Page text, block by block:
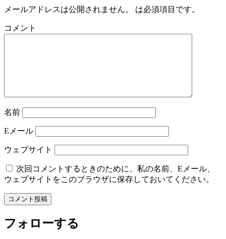
メールアドレスは公開されません。 は必須項目です。
コメント
名前
E メール
ウェブサイト
次回コメントするときのために、私の名前、Eメール、
ウェブサイトをこのブラウザに保存しておいてください。
フォローする